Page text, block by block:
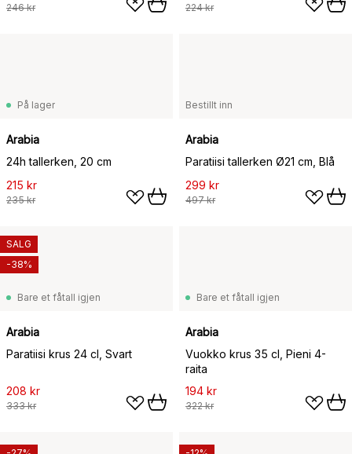
246 kr 224 kr
På lager
Arabia
24h tallerken, 20 cm
215 kr
235 kr
Bestillt inn
Arabia
Paratiisi tallerken Ø21 cm, Blå
299 kr
497 kr
Bare et fåtall igjen
Arabia
Paratiisi krus 24 cl, Svart
208 kr
333 kr
SALG
-38%
Bare et fåtall igjen
Arabia
Vuokko krus 35 cl, Pieni 4-
raita
194 kr
322 kr